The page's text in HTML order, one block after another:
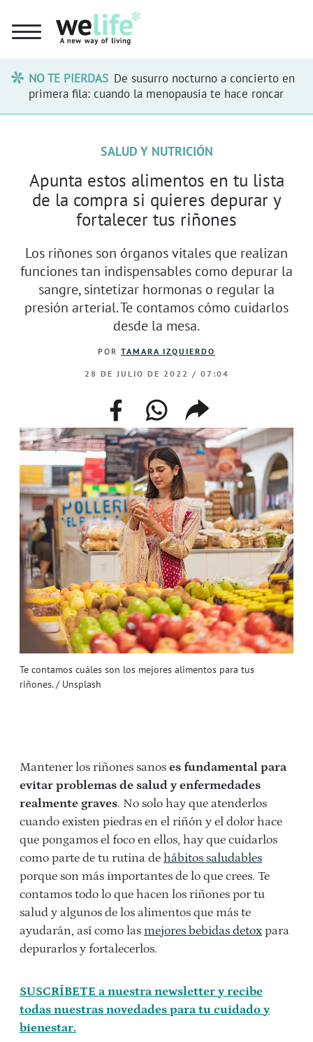
NO TE PIERDAS De susurro nocturno a concierto en
primera fila: cuando la menopausia te hace roncar
Te contamos cuáles son los mejores alimentos para tus
riñones. / Unsplash
SALUD Y NUTRICIÓN
Apunta estos alimentos en tu lista
de la compra si quieres depurar y
fortalecer tus riñones
Los riñones son órganos vitales que realizan
funciones tan indispensables como depurar la
sangre, sintetizar hormonas o regular la
presión arterial. Te contamos cómo cuidarlos
desde la mesa.
POR TAMARA IZQUIERDO
28 DE JULIO DE 2022 / 07:04
facebookwhatsappcompartir
enlace
Mantener los riñones sanos es fundamental para
evitar problemas de salud y enfermedades
realmente graves. No solo hay que atenderlos
cuando existen piedras en el riñón y el dolor hace
que pongamos el foco en ellos, hay que cuidarlos
como parte de tu rutina de hábitos saludables
porque son más importantes de lo que crees. Te
contamos todo lo que hacen los riñones por tu
salud y algunos de los alimentos que más te
ayudarán, así como las mejores bebidas detox para
depurarlos y fortalecerlos.
SUSCRÍBETE a nuestra newsletter y recibe
todas nuestras novedades para tu cuidado y
bienestar.